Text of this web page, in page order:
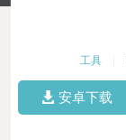
工具
安卓下载